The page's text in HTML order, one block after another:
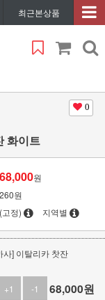
최근본상품
0
화이트
68,000원
260원
(고정) 지역별
사] 이탈리카 찻잔
+1
-1 68,000원